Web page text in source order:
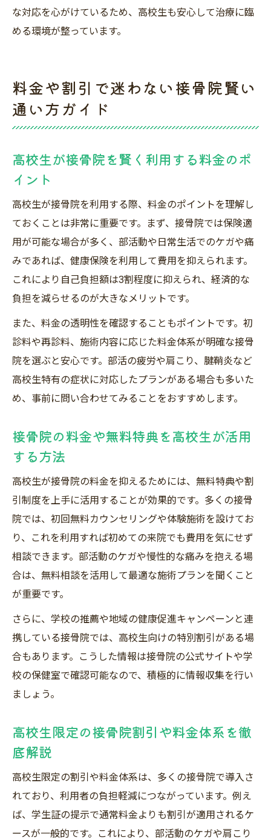
な対応を心がけているため、高校生も安心して治療に臨
める環境が整っています。
料金や割引で迷わない接骨院賢い
通い方ガイド
高校生が接骨院を賢く利用する料金のポ
イント
高校生が接骨院を利用する際、料金のポイントを理解し
ておくことは非常に重要です。まず、接骨院では保険適
用が可能な場合が多く、部活動や日常生活でのケガや痛
みであれば、健康保険を利用して費用を抑えられます。
これにより自己負担額は3割程度に抑えられ、経済的な
負担を減らせるのが大きなメリットです。
また、料金の透明性を確認することもポイントです。初
診料や再診料、施術内容に応じた料金体系が明確な接骨
院を選ぶと安心です。部活の疲労や肩こり、腱鞘炎など
高校生特有の症状に対応したプランがある場合も多いた
め、事前に問い合わせてみることをおすすめします。
接骨院の料金や無料特典を高校生が活用
する方法
高校生が接骨院の料金を抑えるためには、無料特典や割
引制度を上手に活用することが効果的です。多くの接骨
院では、初回無料カウンセリングや体験施術を設けてお
り、これを利用すれば初めての来院でも費用を気にせず
相談できます。部活動のケガや慢性的な痛みを抱える場
合は、無料相談を活用して最適な施術プランを聞くこと
が重要です。
さらに、学校の推薦や地域の健康促進キャンペーンと連
携している接骨院では、高校生向けの特別割引がある場
合もあります。こうした情報は接骨院の公式サイトや学
校の保健室で確認可能なので、積極的に情報収集を行い
ましょう。
高校生限定の接骨院割引や料金体系を徹
底解説
高校生限定の割引や料金体系は、多くの接骨院で導入さ
れており、利用者の負担軽減につながっています。例え
ば、学生証の提示で通常料金よりも割引が適用されるケ
ースが一般的です。これにより、部活動のケガや肩こり